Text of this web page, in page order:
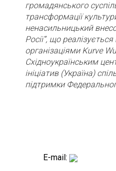
громадянського
трансформації
ненасильницький
Росії”, що
організаціями Kurve
Східноукраїнським
ініціатив (Україна)
підтримки
E-mail: